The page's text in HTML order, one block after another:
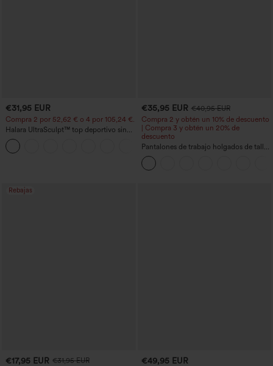
€31,95 EUR
Compra 2 por 52,62 € o 4 por 105,24 €.
Halara UltraSculpt™ top deportivo sin
mangas con escote redondo y bajo
curvo
+11
€35,95 EUR €40,95 EUR
Compra 2 y obtén un 10% de descuento
| Compra 3 y obtén un 20% de
descuento
Pantalones de trabajo holgados de talle
medio con bolsillos y pernera estilo
barril
Rebajas
€17,95 EUR €31,95 EUR €49,95 EUR